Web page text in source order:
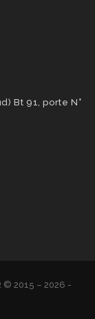
Bt 91, porte N°
© 2015 – 2026 -